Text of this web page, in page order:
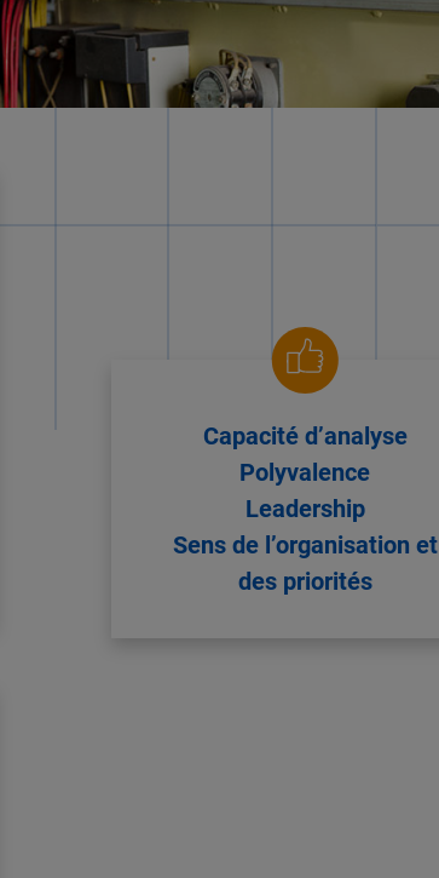
Capacité d’analyse
Polyvalence
Leadership
Sens de l’organisation et
des priorités